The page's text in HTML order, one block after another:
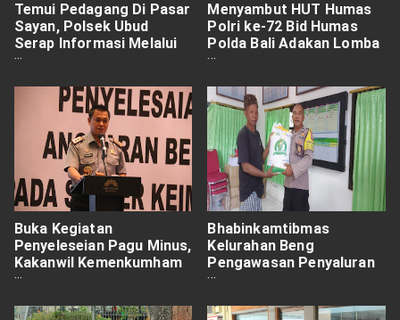
Temui Pedagang Di Pasar
Sayan, Polsek Ubud
Serap Informasi Melalui
Program Jumat Curhat
Menyambut HUT Humas
Polri ke-72 Bid Humas
Polda Bali Adakan Lomba
Menembak Presisi
Buka Kegiatan
Penyeleseian Pagu Minus,
Kakanwil Kemenkumham
Bali Yakin Ada Solusinya
Bhabinkamtibmas
Kelurahan Beng
Pengawasan Penyaluran
Beras Bantuan Pangan